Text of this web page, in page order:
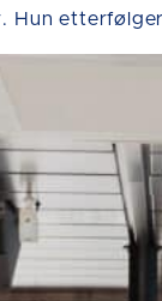
Hun